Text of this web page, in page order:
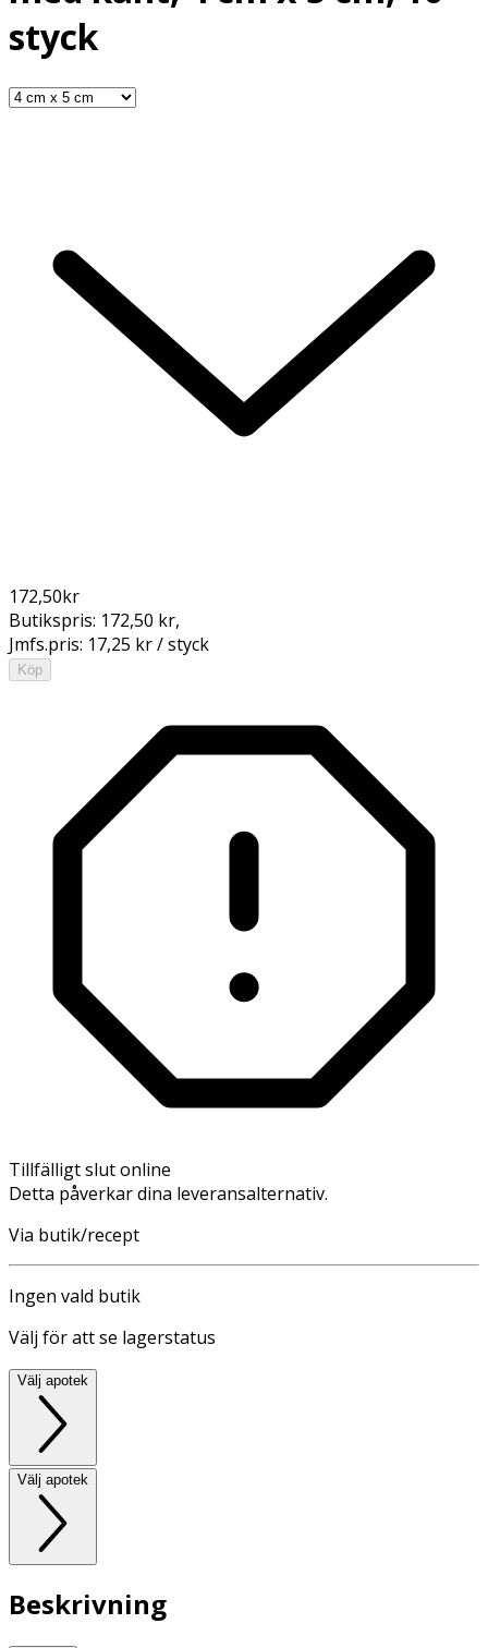
styck
172,50kr
Butikspris: 172,50 kr,
Jmfs.pris: 17,25 kr / styck
Köp
Tillfälligt slut online
Detta påverkar dina leveransalternativ.
Via butik/recept
Ingen vald butik
Välj för att se lagerstatus
Välj apotek
Välj apotek
Beskrivning